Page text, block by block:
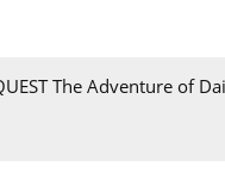
The Adventure of